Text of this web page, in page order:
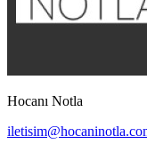
Hocanı Notla